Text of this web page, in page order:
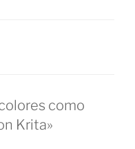
e
como
Krita»